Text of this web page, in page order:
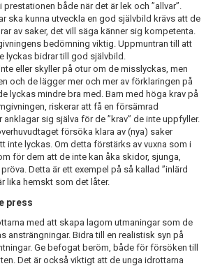
både när det är lek och ”allvar”.
ska kunna utveckla en god självbild krävs att de
av saker, det vill säga känner sig kompetenta.
bedömning viktig. Uppmuntran till att
lyckas bidrar till god självbild.
eller skyller på otur om de misslyckas, men
och de lägger mer och mer av förklaringen på
lyckas mindre bra med. Barn med höga krav på
riskerar att få en försämrad
anklagar sig själva för de ”krav” de inte uppfyller.
försöka klara av (nya) saker
inte lyckas. Om detta förstärks av vuxna som i
för dem att de inte kan åka skidor, sjunga,
Detta är ett exempel på så kallad ”inlärd
lika hemskt som det låter.
press
med att skapa lagom utmaningar som de
ansträngningar. Bidra till en realistisk syn på
Ge befogat beröm, både för försöken till
Det är också viktigt att de unga idrottarna